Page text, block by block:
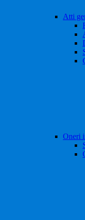
Atti
Oneri